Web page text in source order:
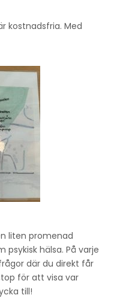
kostnadsfria. Med
liten promenad
hälsa. På varje
där du direkt får
för att visa var
till!